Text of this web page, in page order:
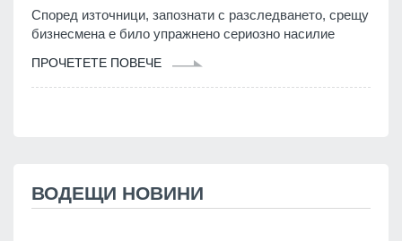
Според източници, запознати с разследването, срещу
бизнесмена е било упражнено сериозно насилие
ПРОЧЕТЕТЕ ПОВЕЧЕ
ВОДЕЩИ НОВИНИ